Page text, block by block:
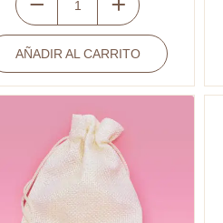
Bolsa
papel
kraft
cinta
dorado
und
cantidad
AÑADIR AL CARRITO